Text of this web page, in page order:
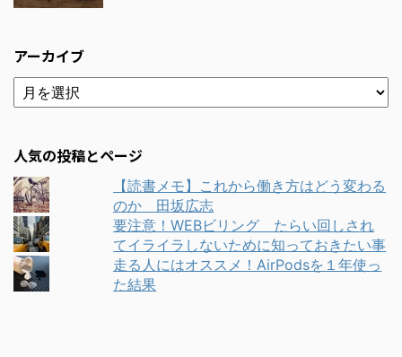
アーカイブ
人気の投稿とページ
【読書メモ】これから働き方はどう変わる
のか 田坂広志
要注意！WEBビリング たらい回しされ
てイライラしないために知っておきたい事
走る人にはオススメ！AirPodsを１年使っ
た結果